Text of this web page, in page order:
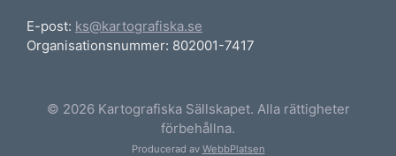
E-post: ks@kartografiska.se
Organisationsnummer: 802001-7417
© 2026 Kartografiska Sällskapet. Alla rättigheter
förbehållna.
Producerad av WebbPlatsen